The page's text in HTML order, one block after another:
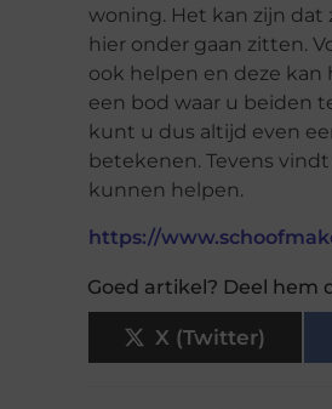
woning. Het kan zijn dat
hier onder gaan zitten.
ook helpen en deze
een bod waar u beiden
kunt u dus altijd even
betekenen. Tevens
kunnen helpen.
https://
Goed artikel? Deel hem
X (Twitter)